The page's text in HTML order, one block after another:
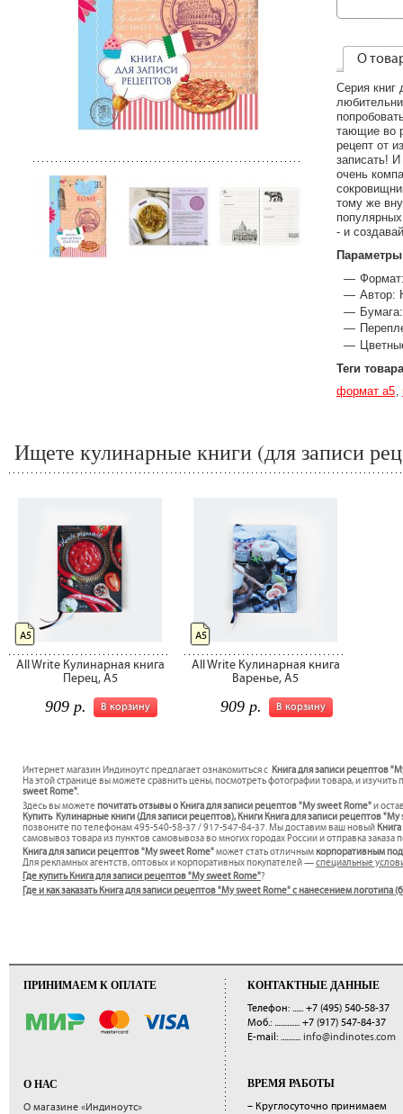
О
Серия книг
тающие во
рецепт от
записать! И
очень
тому же
- и
Параметры
Автор:
Теги товара
формат а5
Ищете кулинарные книги (для записи
All Write Кулинарная книга
Перец, A5
В корзину
909 р.
А5
All Write Кулинарная книга
Варенье, A5
В корзину
909 р.
А5
Интернет магазин Индиноутс предлагает ознакомиться с Книга для записи рецептов
На этой странице вы можете сравнить цены, посмотреть фотографии товара, и
sweet Rome".
Здесь вы можете почитать отзывы о Книга для записи рецептов "My sweet Rome"и
Купить Кулинарные книги (Для записи рецептов), Книги Книга для записи рецептов
позвоните по телефонам 495-540-58-37 / 917-547-84-37. Мы доставим ваш новый
самовывоз товара из пунктов самовывоза во многих городах России и отправка заказа
Книга для записи рецептов "My sweet Rome"может стать отличнымкорпоративным
Для рекламных агентств, оптовых и корпоративных покупателей —специальные
Где купить Книга для записи рецептов "My sweet Rome"?
Где и как заказать Книга для записи рецептов "My sweet Rome" с нанесением логотипа
ПРИНИМАЕМ К ОПЛАТЕ
О НАС
О магазине «Индиноутс»
КОНТАКТНЫЕ ДАННЫЕ
Телефон: ...... +7 (495) 540-58-37
Моб.: .............. +7 (917) 547-84-37
E-mail: ........... info@indinotes.com
ВРЕМЯ РАБОТЫ
– Круглосуточно принимаем